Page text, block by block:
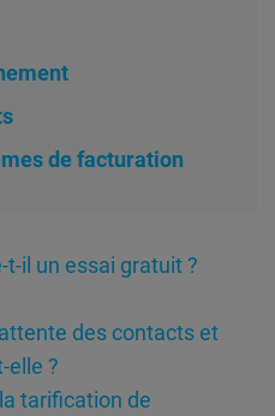
de facturation
t-il un essai gratuit ?
des contacts et
elle ?
tarification de